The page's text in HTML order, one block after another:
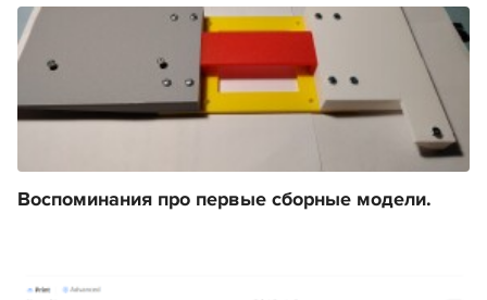
Воспоминания про первые сборные модели.